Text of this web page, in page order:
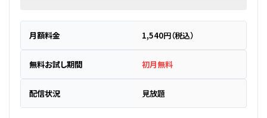
月額料金 1,540円（税込）
無料お試し期間 初月無料
配信状況 見放題